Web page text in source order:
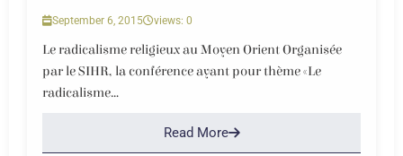
September 6, 2015 views: 0
Le radicalisme religieux au Moyen Orient Organisée
par le SIHR, la conférence ayant pour thème «Le
radicalisme...
Read More